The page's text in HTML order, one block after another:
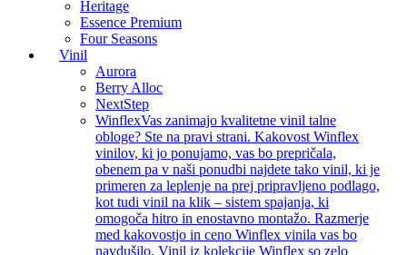
Heritage
Essence Premium
Four Seasons
Vinil
Aurora
Berry Alloc
NextStep
WinflexVas zanimajo kvalitetne vinil talne
obloge? Ste na pravi strani. Kakovost Winflex
vinilov, ki jo ponujamo, vas bo prepričala,
obenem pa v naši ponudbi najdete tako vinil, ki je
primeren za leplenje na prej pripravljeno podlago,
kot tudi vinil na klik – sistem spajanja, ki
omogoča hitro in enostavno montažo. Razmerje
med kakovostjo in ceno Winflex vinila vas bo
navdušilo. Vinil iz kolekcije Winflex so zelo